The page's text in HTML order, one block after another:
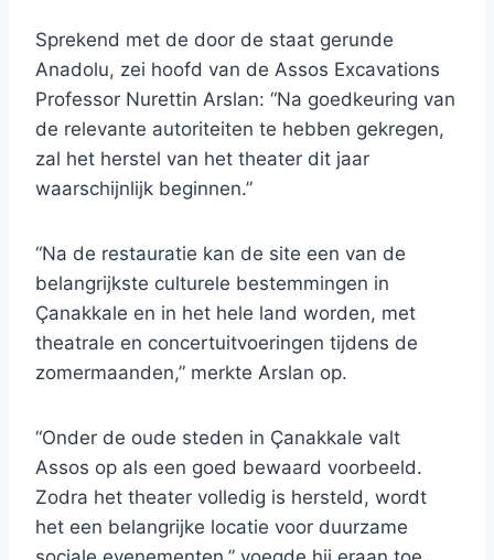
Sprekend met de door de staat gerunde
Anadolu, zei hoofd van de Assos Excavations
Professor Nurettin Arslan: “Na goedkeuring van
de relevante autoriteiten te hebben gekregen,
zal het herstel van het theater dit jaar
waarschijnlijk beginnen.”
“Na de restauratie kan de site een van de
belangrijkste culturele bestemmingen in
Çanakkale en in het hele land worden, met
theatrale en concertuitvoeringen tijdens de
zomermaanden,” merkte Arslan op.
“Onder de oude steden in Çanakkale valt
Assos op als een goed bewaard voorbeeld.
Zodra het theater volledig is hersteld, wordt
het een belangrijke locatie voor duurzame